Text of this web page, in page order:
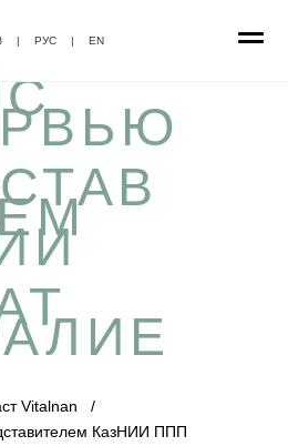
| РУС | EN
Vitalnan
/
КазНИИ ППП